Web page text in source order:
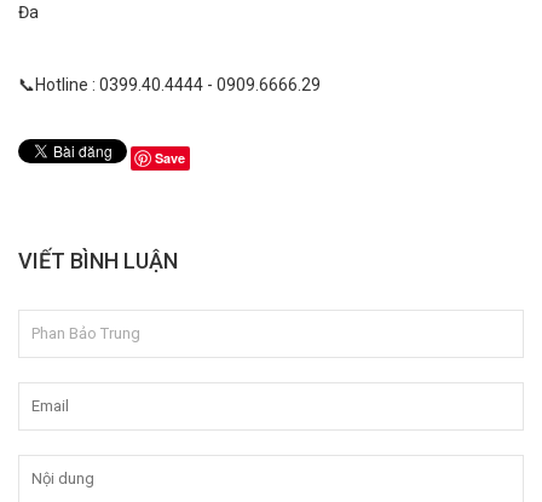
Đa
📞Hotline : 0399.40.4444 - 0909.6666.29
Save
VIẾT BÌNH LUẬN